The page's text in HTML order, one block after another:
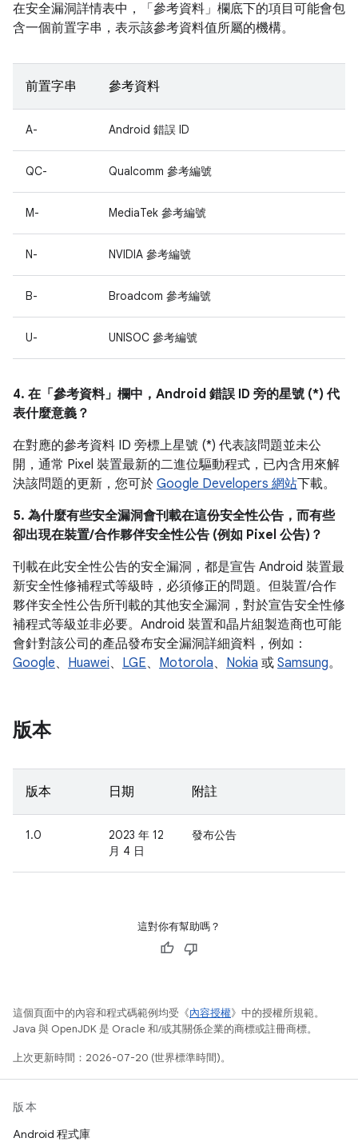
在安全漏洞詳情表中，「參考資料」 欄底下的項目可能會包
含一個前置字串，表示該參考資料值所屬的機構。
前置字串 參考資料
A- Android 錯誤 ID
QC- Qualcomm 參考編號
M- MediaTek 參考編號
N- NVIDIA 參考編號
B- Broadcom 參考編號
U- UNISOC 參考編號
4. 在「參考資料」 欄中，Android 錯誤 ID 旁的星號 (*) 代
表什麼意義？
在對應的參考資料 ID 旁標上星號 (*) 代表該問題並未公
開，通常 Pixel 裝置最新的二進位驅動程式，已內含用來解
決該問題的更新，您可於 Google Developers 網站下載。
5. 為什麼有些安全漏洞會刊載在這份安全性公告，而有些
卻出現在裝置/合作夥伴安全性公告 (例如 Pixel 公告)？
刊載在此安全性公告的安全漏洞，都是宣告 Android 裝置最
新安全性修補程式等級時，必須修正的問題。但裝置/合作
夥伴安全性公告所刊載的其他安全漏洞，對於宣告安全性修
補程式等級並非必要。Android 裝置和晶片組製造商也可能
會針對該公司的產品發布安全漏洞詳細資料，例如：
Google、 Huawei、 LGE、 Motorola、 Nokia 或 Samsung。
版本
版本 日期 附註
1.0
2023 年 12
月 4 日
發布公告
這對你有幫助嗎？
這個頁面中的內容和程式碼範例均受《內容授權》中的授權所規範。
Java 與 OpenJDK 是 Oracle 和/或其關係企業的商標或註冊商標。
上次更新時間：2026-07-20 (世界標準時間)。
版本
Android 程式庫